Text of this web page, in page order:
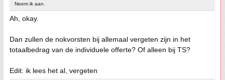
Neem ik aan.
Ah, okay.
Dan zullen de nokvorsten bij allemaal vergeten zijn in het
totaalbedrag van de individuele offerte? Of alleen bij TS?
Edit: ik lees het al, vergeten